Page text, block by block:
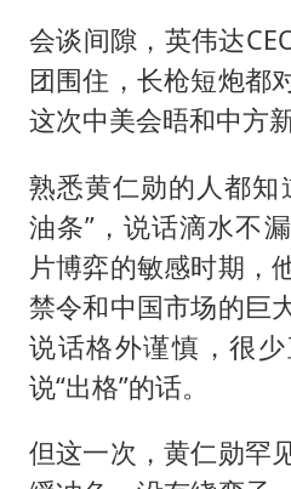
会谈间隙，英伟达
团围住，长枪短炮都
这次中美会晤和中方
熟悉黄仁勋的人都知
油条”，说话滴水不
片博弈的敏感时期，
禁令和中国市场的巨
说话格外谨慎，很
说“出格”的话。
但这一次，黄仁勋罕